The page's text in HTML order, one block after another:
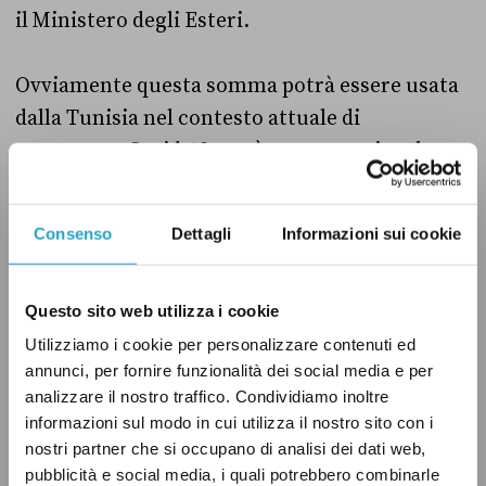
Consenso Dettagli Informazioni sui cookie
Questo sito web utilizza i cookie
Utilizziamo i cookie per personalizzare contenuti ed
annunci, per fornire funzionalità dei social media e per
analizzare il nostro traffico. Condividiamo inoltre
informazioni sul modo in cui utilizza il nostro sito con i
nostri partner che si occupano di analisi dei dati web,
pubblicità e social media, i quali potrebbero combinarle
il Ministero degli Esteri.
Ovviamente questa somma potrà essere usata
dalla Tunisia nel contesto attuale di
emergenza Covid-19, ma è stata stanziata ben
prima che si sapesse dell’esistenza del nuovo
sostenere lo sviluppo delle piccole e medie
dall’emergenza sanitaria in corso.
Il verdetto
Daniela Santanché il 27 marzo ha sostenuto
che l’Italia abbia versato 50 milioni di euro alla